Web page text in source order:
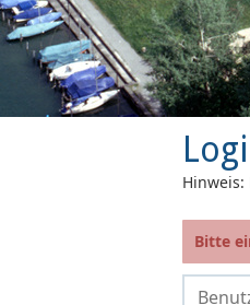
Hinweis:
Bitte